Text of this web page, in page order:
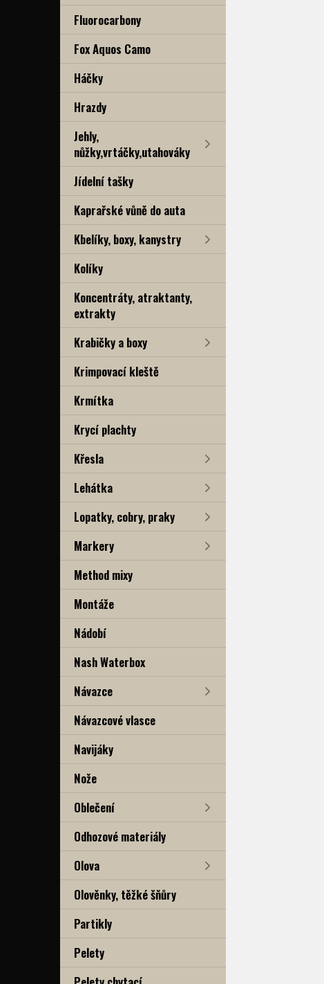
Fluorocarbony
Fox Aquos Camo
Háčky
Hrazdy
Jehly,
nůžky,vrtáčky,utahováky
Jídelní tašky
Kaprařské vůně do auta
Kbelíky, boxy, kanystry
Kolíky
Koncentráty, atraktanty,
extrakty
Krabičky a boxy
Krimpovací kleště
Krmítka
Krycí plachty
Křesla
Lehátka
Lopatky, cobry, praky
Markery
Method mixy
Montáže
Nádobí
Nash Waterbox
Návazce
Návazcové vlasce
Navijáky
Nože
Oblečení
Odhozové materiály
Olova
Olověnky, těžké šňůry
Partikly
Pelety